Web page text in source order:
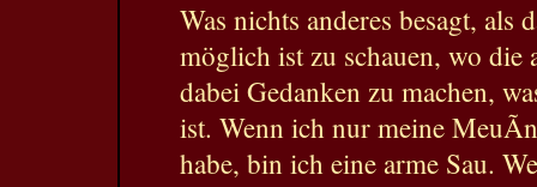
Was nichts anderes besagt, als
möglich ist zu schauen, wo die
dabei Gedanken zu machen,
ist. Wenn ich nur meine
habe, bin ich eine arme Sau.